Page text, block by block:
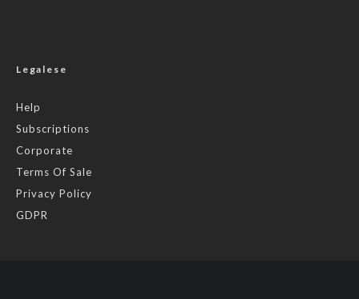
Legalese
Help
Subscriptions
Corporate
Terms Of Sale
Privacy Policy
GDPR